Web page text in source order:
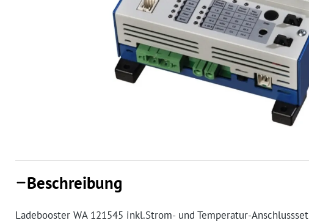
Beschreibung
Ladebooster WA 121545 inkl.Strom- und Temperatur-Anschlussset